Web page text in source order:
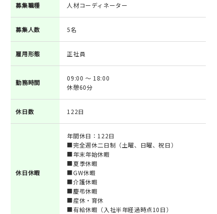
募集職種 人材コーディネーター
募集人数 5名
雇用形態 正社員
勤務時間
09:00 ～ 18:00
休憩60分
休日数 122日
休日休暇
年間休日：122日
■完全週休二日制（土曜、日曜、祝日）
■年末年始休暇
■夏季休暇
■GW休暇
■介護休暇
■慶弔休暇
■産休・育休
■有給休暇（入社半年経過時点10日）